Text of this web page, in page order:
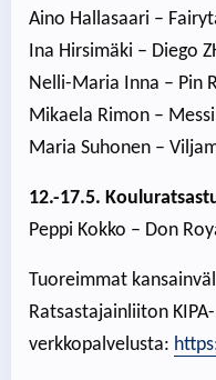
Aino Hallasaari –
Ina Hirsimäki – Diego
Nelli-Maria Inna – Pin
Mikaela Rimon – Messi
Maria Suhonen –
12.-17.5.
Peppi Kokko – Don
Tuoreimmat
Ratsastajainliiton KIPA-
verkkopalvelusta: